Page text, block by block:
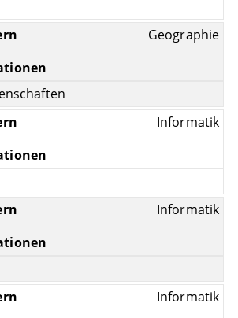
Geographie
Informatik
Informatik
Informatik